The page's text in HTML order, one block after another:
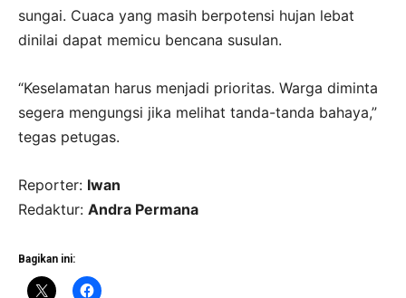
sungai. Cuaca yang masih berpotensi hujan lebat
dinilai dapat memicu bencana susulan.
“Keselamatan harus menjadi prioritas. Warga diminta
segera mengungsi jika melihat tanda-tanda bahaya,”
tegas petugas.
Reporter: Iwan
Redaktur: Andra Permana
Bagikan ini: